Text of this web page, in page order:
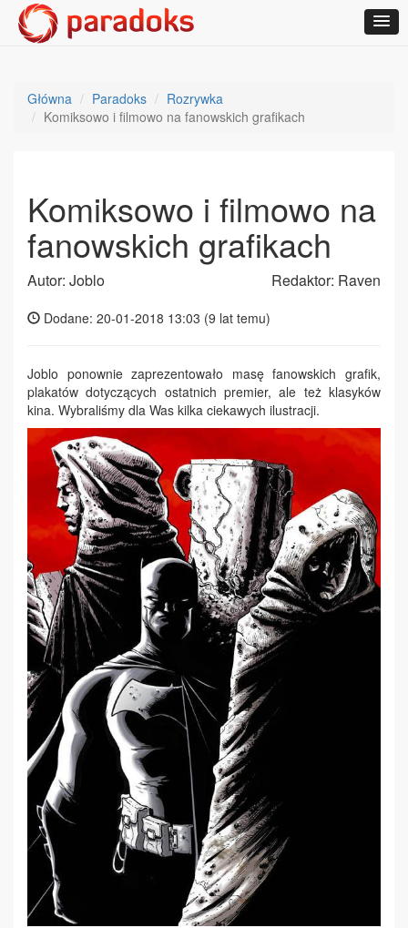
Główna Paradoks
Rozrywka
Komiksowo i filmowo na fanowskich grafikach
Komiksowo i filmowo na
fanowskich grafikach
Autor: Joblo Redaktor: Raven
Dodane: 20-01-2018 13:03 (9 lat temu)
Joblo ponownie zaprezentowało masę fanowskich grafik,
plakatów dotyczących ostatnich premier, ale też klasyków
kina. Wybraliśmy dla Was kilka ciekawych ilustracji.